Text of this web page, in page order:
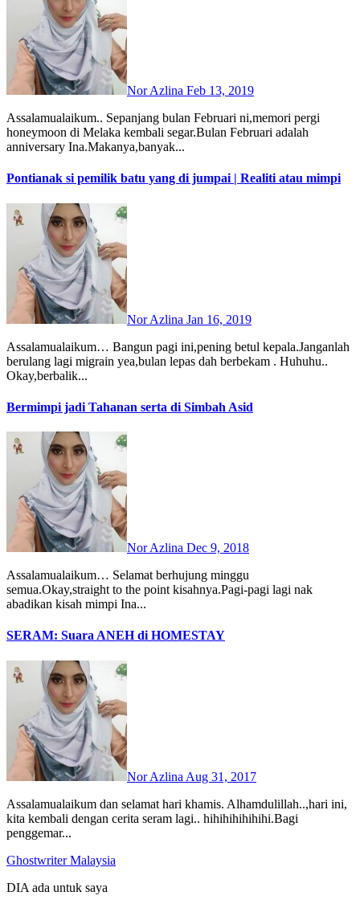
Nor Azlina Feb 13, 2019
Assalamualaikum.. Sepanjang bulan Februari ni,memori pergi
honeymoon di Melaka kembali segar.Bulan Februari adalah
anniversary Ina.Makanya,banyak...
Pontianak si pemilik batu yang di jumpai | Realiti atau mimpi
Nor Azlina Jan 16, 2019
Assalamualaikum… Bangun pagi ini,pening betul kepala.Janganlah
berulang lagi migrain yea,bulan lepas dah berbekam . Huhuhu..
Okay,berbalik...
Bermimpi jadi Tahanan serta di Simbah Asid
Nor Azlina Dec 9, 2018
Assalamualaikum… Selamat berhujung minggu
semua.Okay,straight to the point kisahnya.Pagi-pagi lagi nak
abadikan kisah mimpi Ina...
SERAM: Suara ANEH di HOMESTAY
Nor Azlina Aug 31, 2017
Assalamualaikum dan selamat hari khamis. Alhamdulillah..,hari ini,
kita kembali dengan cerita seram lagi.. hihihihihihihi.Bagi
penggemar...
Ghostwriter Malaysia
DIA ada untuk saya